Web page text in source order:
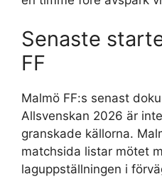
Senaste
FF
Malmö FF:s senast
Allsvenskan 2026 är
granskade källorna.
matchsida listar mötet
laguppställningen i